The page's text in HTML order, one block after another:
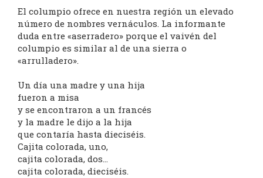
El columpio ofrece en nuestra región un elevado
número de nombres vernáculos. La informante
duda entre «aserradero» porque el vaivén del
columpio es similar al de una sierra o
«arrulladero».
Un día una madre y una hija
fueron a misa
y se encontraron a un francés
y la madre le dijo a la hija
que contaría hasta dieciséis.
Cajita colorada, uno,
cajita colorada, dos…
cajita colorada, dieciséis.